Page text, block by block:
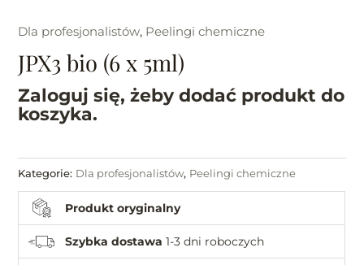
Dla profesjonalistów, Peelingi chemiczne
JPX3 bio (6 x 5ml)
Zaloguj się, żeby dodać produkt do
koszyka.
Kategorie: Dla profesjonalistów, Peelingi chemiczne
Produkt oryginalny
Szybka dostawa 1-3 dni roboczych